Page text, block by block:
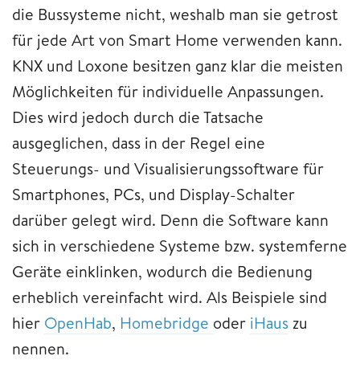
die Bussysteme nicht, weshalb man sie getrost
für jede Art von Smart Home verwenden kann.
KNX und Loxone besitzen ganz klar die meisten
Möglichkeiten für individuelle Anpassungen.
Dies wird jedoch durch die Tatsache
ausgeglichen, dass in der Regel eine
Steuerungs- und Visualisierungssoftware für
Smartphones, PCs, und Display-Schalter
darüber gelegt wird. Denn die Software kann
sich in verschiedene Systeme bzw. systemferne
Geräte einklinken, wodurch die Bedienung
erheblich vereinfacht wird. Als Beispiele sind
hier OpenHab, Homebridge oder iHauszu
nennen.